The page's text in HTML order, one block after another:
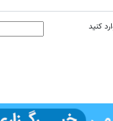
کنید